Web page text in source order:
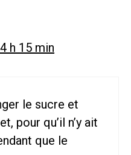
h 15 min
le sucre et
pour qu’il n’y ait
que le